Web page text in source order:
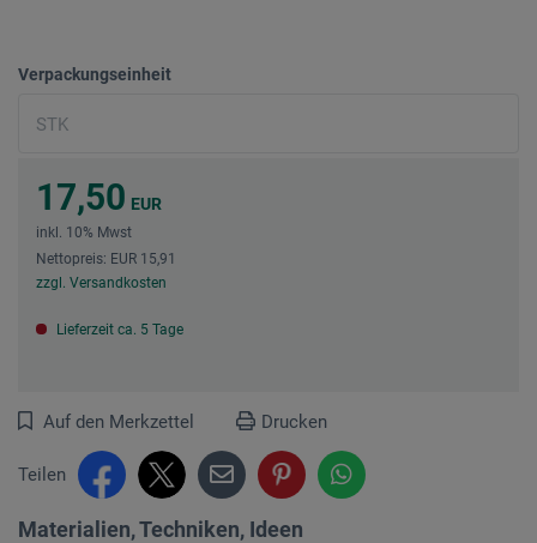
Verpackungseinheit
17,50 EUR
inkl. 10% Mwst
Nettopreis: EUR 15,91
zzgl. Versandkosten
Lieferzeit ca. 5 Tage
Auf den Merkzettel Drucken
Teilen
Materialien, Techniken, Ideen